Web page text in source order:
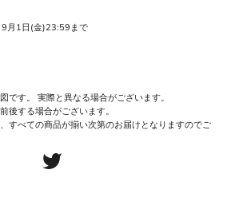
月1日(金)23:59まで
です。 実際と異なる場合がございます。
後する場合がございます。
すべての商品が揃い次第のお届けとなりますのでご